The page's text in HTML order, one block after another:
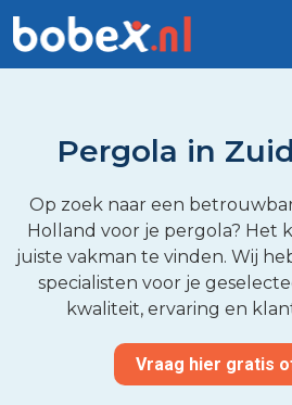
Pergola in
Op zoek naar een
Holland voor je pergola? Het
juiste vakman te vinden. Wij
specialisten voor je
kwaliteit, ervaring en
Vraag hier gratis